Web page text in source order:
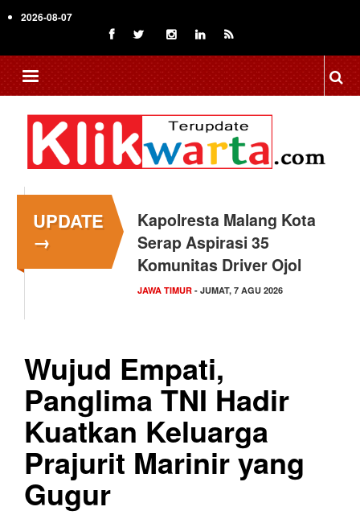
to
content
2026-08-07
UPDATE
→
Kapolresta Malang Kota
Serap Aspirasi 35
Komunitas Driver Ojol
JAWA TIMUR - JUMAT, 7 AGU 2026
Wujud Empati,
Panglima TNI Hadir
Kuatkan Keluarga
Prajurit Marinir yang
Gugur